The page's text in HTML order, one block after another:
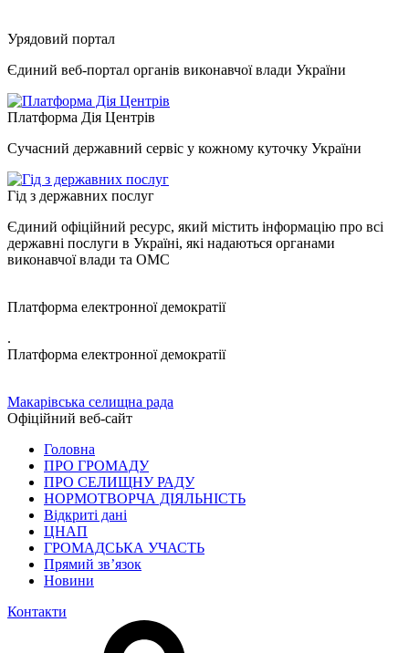
Урядовий портал
Єдиний веб-портал органів виконавчої влади України
Платформа Дія Центрів
Сучасний державний сервіс у кожному куточку України
Гід з державних послуг
Єдиний офіційний ресурс, який містить інформацію про всі
державні послуги в Україні, які надаються органами
виконавчої влади та ОМС
Платформа електронної демократії
.
Платформа електронної демократії
Макарівська селищна рада
Офіційний веб-сайт
Головна
ПРО ГРОМАДУ
ПРО СЕЛИЩНУ РАДУ
НОРМОТВОРЧА ДІЯЛЬНІСТЬ
Відкриті дані
ЦНАП
ГРОМАДСЬКА УЧАСТЬ
Прямий зв’язок
Новини
Контакти